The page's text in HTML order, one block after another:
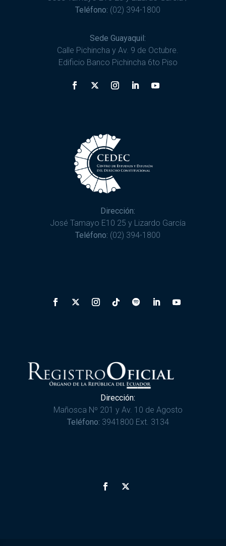
Teléfono: (02) 394-1800
Sede Guayaquil:
Calle Pichincha y Av. 9 de Octubre.
Edificio Banco Pichincha 6to Piso
Dirección:
José Tamayo E10 25 y Lizardo García
Teléfono: (02) 394-1800
Dirección:
Mañosca Nº 201 y Av. 10 de Agosto
Teléfono: 3941800 Ext. 3134